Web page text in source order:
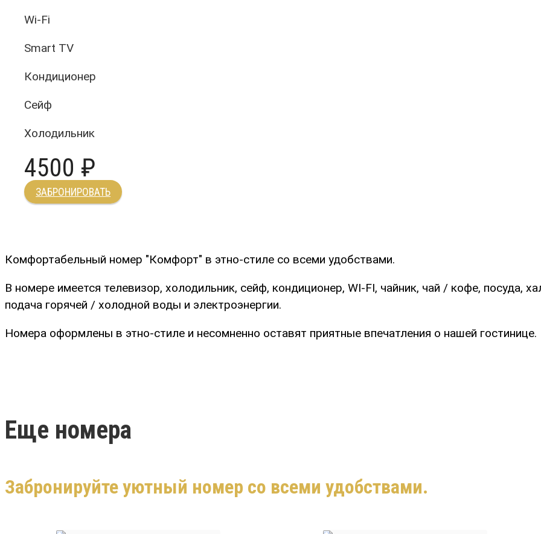
Wi-Fi
Smart TV
Кондиционер
Сейф
Холодильник
4500 ₽
ЗАБРОНИРОВАТЬ
Комфортабельный номер "Комфорт" в этно-стиле со всеми удобствами.
В номере имеется телевизор, холодильник, сейф, кондиционер, WI-FI, чайник, чай / кофе, посуда,
подача горячей / холодной воды и электроэнергии.
Номера оформлены в этно-стиле и несомненно оставят приятные впечатления о нашей гостинице.
Еще номера
Забронируйте уютный номер со всеми удобствами.